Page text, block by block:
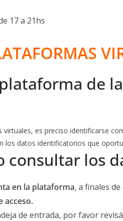
17 a 21hs
de
virtuales, es preciso identificarse
los datos identificatorios que
consultar los
en la plataforma, a finales
acceso.
de entrada, por favor